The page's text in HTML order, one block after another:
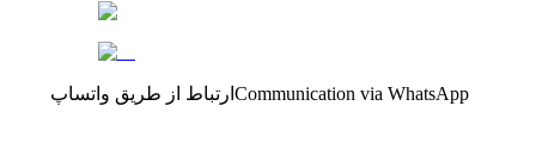
ارتباط از طریق واتساپ Communication via WhatsApp